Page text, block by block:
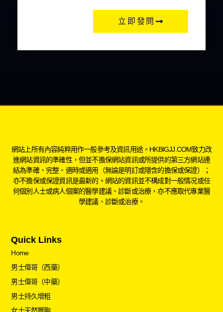
立即發問
網站上所有內容純粹用作一般參考及資訊用途。HKBIGJJ.COM致力改
進網站資訊的準確性，但並不擔保網站資訊或所提供的第三方網站連
結為準確、完整、適時或適用（無論是明訂或隱含的擔保或保證）；
亦不擔保或保證資訊是最新的。網站的資訊並不構成對一般情况或任
何個別人士或病人個案的醫學建議、診斷或治療，亦不應取代專業醫
學建議、診斷或治療。
Quick Links
Home
男士偉哥（西藥）
男士偉哥（中藥）
男士持久增粗